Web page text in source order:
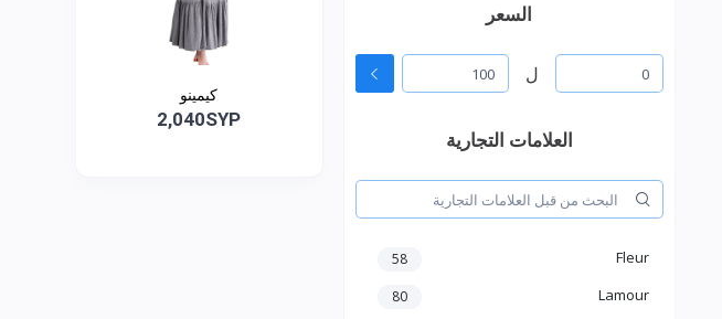
السعر
ل
العلامات التجارية
Fleur
58
Lamour
80
كيمينو
2,040SYP